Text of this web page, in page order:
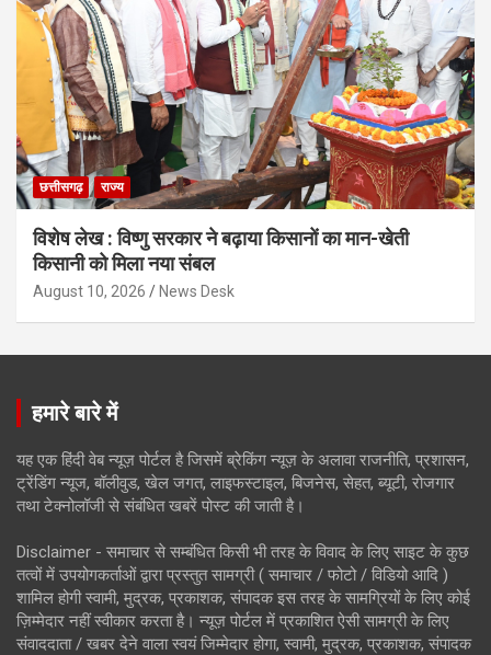
छत्तीसगढ़ राज्य
विशेष लेख : विष्णु सरकार ने बढ़ाया किसानों का मान-खेती
किसानी को मिला नया संबल
August 10, 2026 News Desk
हमारे बारे में
यह एक हिंदी वेब न्यूज़ पोर्टल है जिसमें ब्रेकिंग न्यूज़ के अलावा राजनीति, प्रशासन,
ट्रेंडिंग न्यूज, बॉलीवुड, खेल जगत, लाइफस्टाइल, बिजनेस, सेहत, ब्यूटी, रोजगार
तथा टेक्नोलॉजी से संबंधित खबरें पोस्ट की जाती है।
Disclaimer - समाचार से सम्बंधित किसी भी तरह के विवाद के लिए साइट के कुछ
तत्वों में उपयोगकर्ताओं द्वारा प्रस्तुत सामग्री ( समाचार / फोटो / विडियो आदि )
शामिल होगी स्वामी, मुद्रक, प्रकाशक, संपादक इस तरह के सामग्रियों के लिए कोई
ज़िम्मेदार नहीं स्वीकार करता है। न्यूज़ पोर्टल में प्रकाशित ऐसी सामग्री के लिए
संवाददाता / खबर देने वाला स्वयं जिम्मेदार होगा, स्वामी, मुद्रक, प्रकाशक, संपादक